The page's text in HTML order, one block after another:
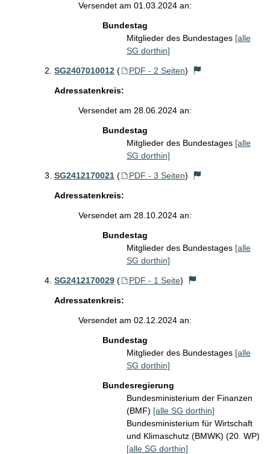
Versendet am 01.03.2024 an:
Bundestag
Mitglieder des Bundestages [alle
SG dorthin]
SG2407010012 ( PDF - 2 Seiten)
Adressatenkreis:
Versendet am 28.06.2024 an:
Bundestag
Mitglieder des Bundestages [alle
SG dorthin]
SG2412170021 ( PDF - 3 Seiten)
Adressatenkreis:
Versendet am 28.10.2024 an:
Bundestag
Mitglieder des Bundestages [alle
SG dorthin]
SG2412170029 ( PDF - 1 Seite)
Adressatenkreis:
Versendet am 02.12.2024 an:
Bundestag
Mitglieder des Bundestages [alle
SG dorthin]
Bundesregierung
Bundesministerium der Finanzen
(BMF) [alle SG dorthin]
Bundesministerium für Wirtschaft
und Klimaschutz (BMWK) (20. WP)
[alle SG dorthin]